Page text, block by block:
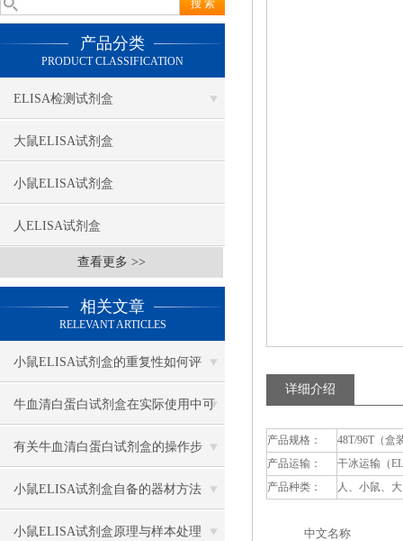
产品分类
PRODUCT CLASSIFICATION
ELISA检测试剂盒
大鼠ELISA试剂盒
小鼠ELISA试剂盒
人ELISA试剂盒
查看更多 >>
相关文章
RELEVANT ARTICLES
小鼠ELISA试剂盒的重复性如何评
估？
牛血清白蛋白试剂盒在实际使用中可
分为多种类型测定
有关牛血清白蛋白试剂盒的操作步
骤，以下有详细说明
小鼠ELISA试剂盒自备的器材方法
小鼠ELISA试剂盒原理与样本处理
详细介绍
产品规格：
48T/96T（盒
产品运输：
干冰运输（
产品种类：
人、小鼠、
中文名称 英